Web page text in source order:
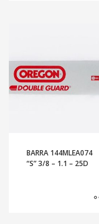
BARRA 144MLEA074
“S” 3/8 – 1.1 – 25D